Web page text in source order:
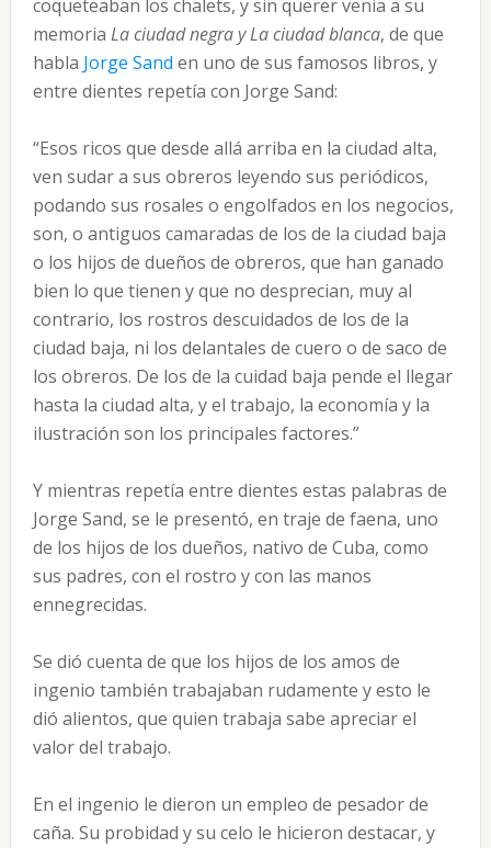
coqueteaban los chalets, y sin querer venia a su
memoria La ciudad negra y La ciudad blanca, de que
habla Jorge Sand en uno de sus famosos libros, y
entre dientes repetía con Jorge Sand:
“Esos ricos que desde allá arriba en la ciudad alta,
ven sudar a sus obreros leyendo sus periódicos,
podando sus rosales o engolfados en los negocios,
son, o antiguos camaradas de los de la ciudad baja
o los hijos de dueños de obreros, que han ganado
bien lo que tienen y que no desprecian, muy al
contrario, los rostros descuidados de los de la
ciudad baja, ni los delantales de cuero o de saco de
los obreros. De los de la cuidad baja pende el llegar
hasta la ciudad alta, y el trabajo, la economía y la
ilustración son los principales factores.”
Y mientras repetía entre dientes estas palabras de
Jorge Sand, se le presentó, en traje de faena, uno
de los hijos de los dueños, nativo de Cuba, como
sus padres, con el rostro y con las manos
ennegrecidas.
Se dió cuenta de que los hijos de los amos de
ingenio también trabajaban rudamente y esto le
dió alientos, que quien trabaja sabe apreciar el
valor del trabajo.
En el ingenio le dieron un empleo de pesador de
caña. Su probidad y su celo le hicieron destacar, y